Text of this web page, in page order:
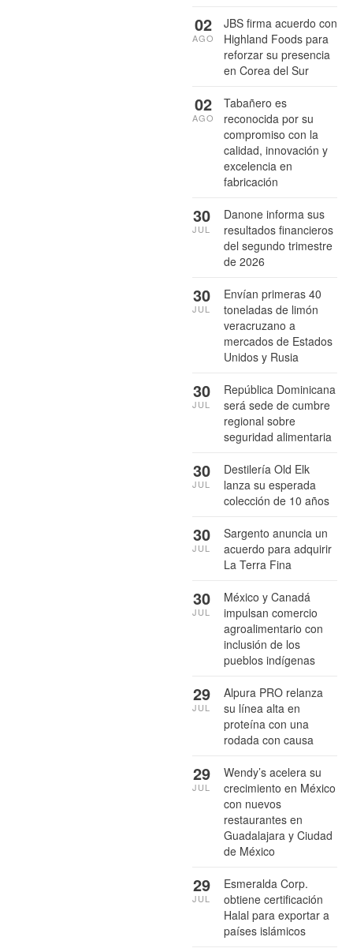
JBS firma acuerdo con
Highland Foods para
reforzar su presencia
en Corea del Sur
02
AGO
Tabañero es
reconocida por su
compromiso con la
calidad, innovación y
excelencia en
fabricación
02
AGO
Danone informa sus
resultados financieros
del segundo trimestre
de 2026
30
JUL
Envían primeras 40
toneladas de limón
veracruzano a
mercados de Estados
Unidos y Rusia
30
JUL
República Dominicana
será sede de cumbre
regional sobre
seguridad alimentaria
30
JUL
Destilería Old Elk
lanza su esperada
colección de 10 años
30
JUL
Sargento anuncia un
acuerdo para adquirir
La Terra Fina
30
JUL
México y Canadá
impulsan comercio
agroalimentario con
inclusión de los
pueblos indígenas
30
JUL
Alpura PRO relanza
su línea alta en
proteína con una
rodada con causa
29
JUL
Wendy’s acelera su
crecimiento en México
con nuevos
restaurantes en
Guadalajara y Ciudad
de México
29
JUL
Esmeralda Corp.
obtiene certificación
Halal para exportar a
países islámicos
29
JUL